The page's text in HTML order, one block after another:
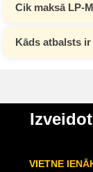
Cik maksā LP-
Kāds atbalsts
VIETNE